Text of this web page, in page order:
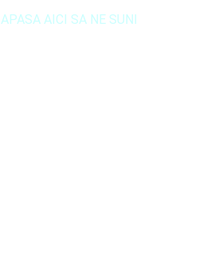
APASA AICI SA NE SUNI